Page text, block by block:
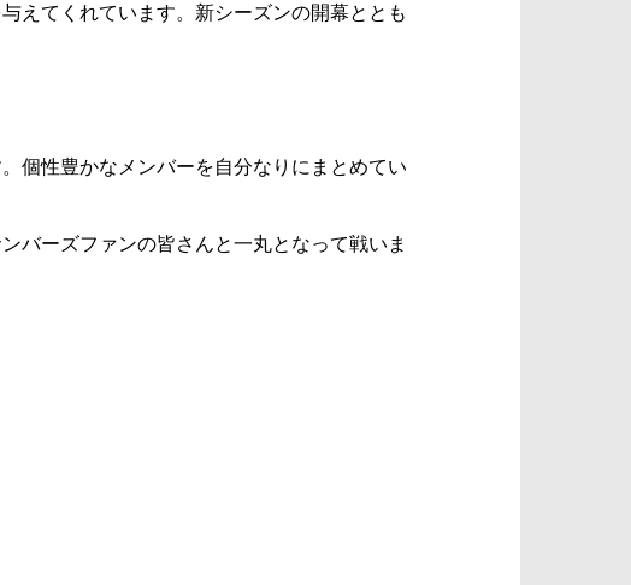
えてくれています。新シーズンの開幕ととも
個性豊かなメンバーを自分なりにまとめてい
バーズファンの皆さんと一丸となって戦いま